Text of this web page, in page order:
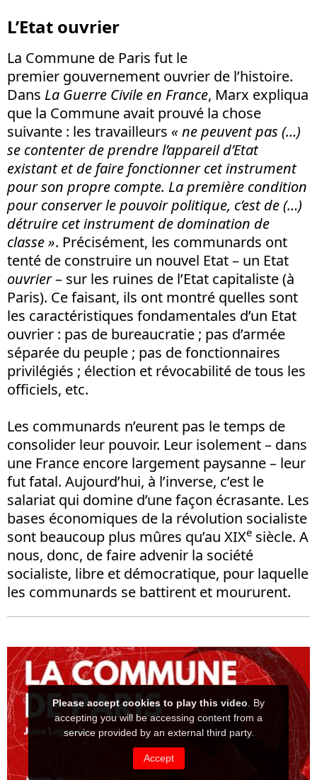
L’Etat ouvrier
La Commune de Paris fut le
premier gouvernement ouvrier de l’histoire.
Dans La Guerre Civile en France, Marx expliqua
que la Commune avait prouvé la chose
suivante : les travailleurs «ne peuvent pas (…)
se contenter de prendre l’appareil d’Etat
existant et de faire fonctionner cet instrument
pour son propre compte. La première condition
pour conserver le pouvoir politique, c’est de (…)
détruire cet instrument de domination de
classe». Précisément, les communards ont
tenté de construire un nouvel Etat – un Etat
ouvrier– sur les ruines de l’Etat capitaliste (à
Paris). Ce faisant, ils ont montré quelles sont
les caractéristiques fondamentales d’un Etat
ouvrier : pas de bureaucratie ; pas d’armée
séparée du peuple ; pas de fonctionnaires
privilégiés ; élection et révocabilité de tous les
officiels, etc.
Les communards n’eurent pas le temps de
consolider leur pouvoir. Leur isolement – dans
une France encore largement paysanne – leur
fut fatal. Aujourd’hui, à l’inverse, c’est le
salariat qui domine d’une façon écrasante. Les
bases économiques de la révolution socialiste
sont beaucoup plus mûres qu’au XIXe siècle. A
nous, donc, de faire advenir la société
socialiste, libre et démocratique, pour laquelle
les communards se battirent et moururent.